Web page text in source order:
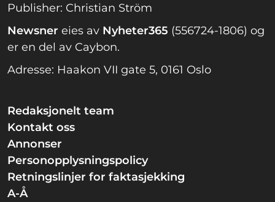
Publisher: Christian Ström
Newsner eies av Nyheter365 (556724-1806) og
er en del av Caybon.
Adresse: Haakon VII gate 5, 0161 Oslo
Redaksjonelt team
Kontakt oss
Annonser
Personopplysningspolicy
Retningslinjer for faktasjekking
A-Å